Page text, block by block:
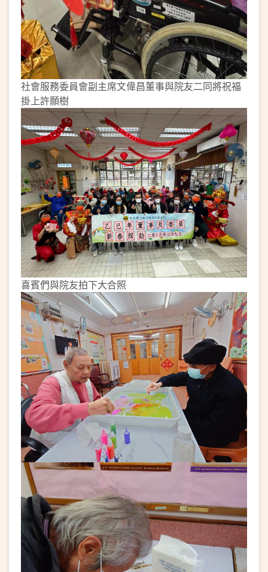
社會服務委員會副主席文偉昌董事與院友二同將祝福
掛上許願樹
喜賓們與院友拍下大合照